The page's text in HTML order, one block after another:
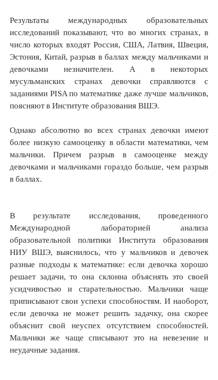
Результаты международных образовательных
исследований показывают, что во многих странах, в
число которых входят Россия, США, Латвия, Швеция,
Эстония, Китай, разрыв в баллах между мальчиками и
девочками незначителен. А в некоторых
мусульманских странах девочки справляются с
заданиями PISA по математике даже лучше мальчиков,
поясняют в Институте образования ВШЭ.
Однако абсолютно во всех странах девочки имеют
более низкую самооценку в области математики, чем
мальчики. Причем разрыв в самооценке между
девочками и мальчиками гораздо больше, чем разрыв
в баллах.
В результате исследования, проведенного
Международной лабораторией анализа
образовательной политики Института образования
НИУ ВШЭ, выяснилось, что у мальчиков и девочек
разные подходы к математике: если девочка хорошо
решает задачи, то она склонна объяснять это своей
усидчивостью и старательностью. Мальчики чаще
приписывают свои успехи способностям. И наоборот,
если девочка не может решить задачку, она скорее
объяснит свой неуспех отсутствием способностей.
Мальчики же чаще списывают это на невезение и
неудачные задания.